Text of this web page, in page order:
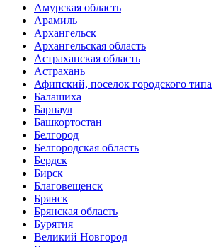
Амурская область
Арамиль
Архангельск
Архангельская область
Астраханская область
Астрахань
Афипский, поселок городского типа
Балашиха
Барнаул
Башкортостан
Белгород
Белгородская область
Бердск
Бирск
Благовещенск
Брянск
Брянская область
Бурятия
Великий Новгород